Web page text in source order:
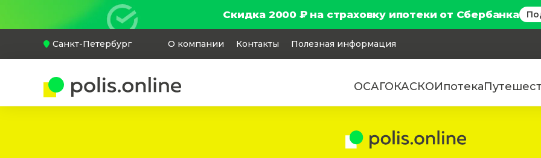
Скидка 2000 ₽ на страховку ипотеки от Сбербанка
Санкт-Петербург О компании Контакты Полезная информация
ОСАГОКАСКОИпотека